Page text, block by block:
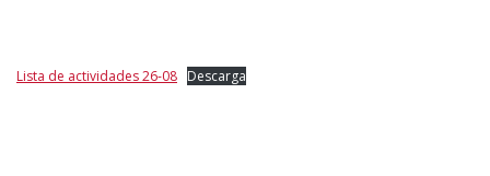
Lista de actividades 26-08 Descarga